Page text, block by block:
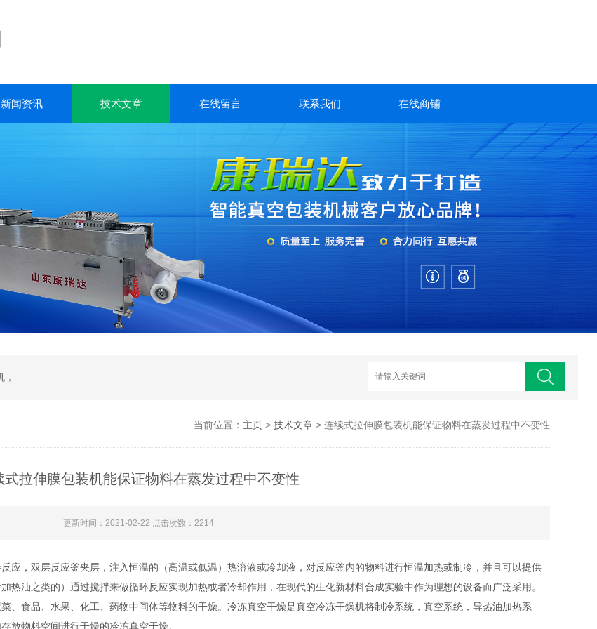
新闻资讯 技术文章 在线留言 联系我们 在线商铺
当前位置： 主页> 技术文章> 连续式拉伸膜包装机能保证物料在蒸发过程中不变性
式拉伸膜包装机能保证物料在蒸发过程中不变性
更新时间：2021-02-22 点击次数：2214
应，双层反应釜夹层，注入恒温的（高温或低温）热溶液或冷却液，对反应釜内的物料进行恒温加热或制冷，并且可以提供
热油之类的）通过搅拌来做循环反应实现加热或者冷却作用，在现代的生化新材料合成实验中作为理想的设备而广泛采用。
食品、水果、化工、药物中间体等物料的干燥。冷冻真空干燥是真空冷冻干燥机将制冷系统，真空系统，导热油加热系
放物料空间进行干燥的冷冻真空干燥。